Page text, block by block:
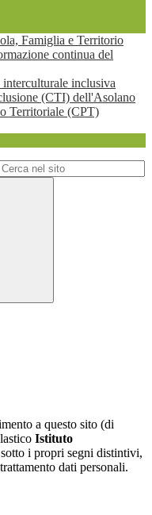
Famiglia e Territorio
continua del
inclusiva
(CTI) dell'Asolano
Territoriale (CPT)
a questo sito (di
Istituto
i propri segni distintivi,
dati personali.